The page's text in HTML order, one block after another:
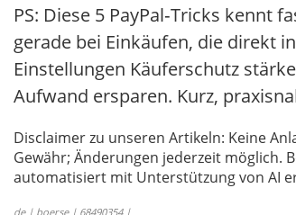
PS: Diese 5 PayPal‑Tricks
gerade bei Einkäufen, die direkt
Einstellungen Käuferschutz
Aufwand ersparen. Kurz,
Disclaimer zu unseren Artikeln: Keine
Gewähr; Änderungen jederzeit möglich.
automatisiert mit Unterstützung von AI
de | boerse | 68490354 |